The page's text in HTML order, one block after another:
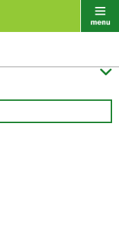
